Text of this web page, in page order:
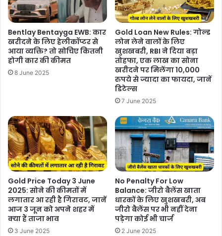
Bentlay Bentayga EWB: कार
खरीदने के लिए हेलीकॉप्टर से
आया व्यक्ति? तो सोचिए कितनी
होगी कार की कीमत
8 June 2025
Gold Loan New Rules: गोल्ड
लोन लेने वालों के लिए
खुशखबरी, RBI ने दिया बड़ा
तोहफा, एक लाख का सोना
खरीदने पर मिलेंगा 10,000
रुपये से ज्यादा का फायदा, जानें
डिटेल्स
7 June 2025
Gold Price Today 3 June
2025: सोने की कीमतों में
लगातार आ रही है गिरावट, जानें
आज 3 जून को अपने शहर में
क्या हैं ताजा भाव
3 June 2025
No Penalty For Low
Balance: जीरो बैलेंस खाता
धारकों के लिए खुशखबरी, अब
जीरो बैलेंस पर भी नहीं देना
पड़ेगा कोई भी चार्ज
2 June 2025